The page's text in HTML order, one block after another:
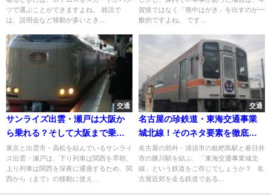
ツで選ぶことができますよね。 就活で
は、説明会など移動が多いとき...
賀状ではなく「喪中はがき」を出すのが一
般的ですよね。 です...
交通
サンライズ出雲・瀬戸は大阪か
ら乗れる？そして大阪まで乗れ
る？
東京と出雲市・高松を結んでいるサンライ
ズ出雲・瀬戸は、下り列車は関西を早朝、
上り列車は関西を深夜に通過するため、関
西から（まで）の移動に使え...
交通
名古屋の珍鉄道・東海交通事業
城北線！そのネタ要素を徹底解
説
名古屋の郊外・清須市の枇杷島駅と春日井
市の勝川駅を結ぶ、「東海交通事業城北
線」という鉄道をご存じでしょうか？ 名
古屋近郊を走る鉄道である...